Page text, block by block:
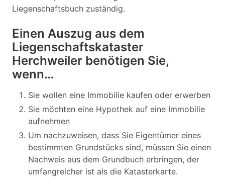
Liegenschaftsbuch zuständig.
Einen Auszug aus dem
Liegenschaftskataster
Herchweiler benötigen Sie,
wenn…
Sie wollen eine Immobilie kaufen oder erwerben
Sie möchten eine Hypothek auf eine Immobilie
aufnehmen
Um nachzuweisen, dass Sie Eigentümer eines
bestimmten Grundstücks sind, müssen Sie einen
Nachweis aus dem Grundbuch erbringen, der
umfangreicher ist als die Katasterkarte.